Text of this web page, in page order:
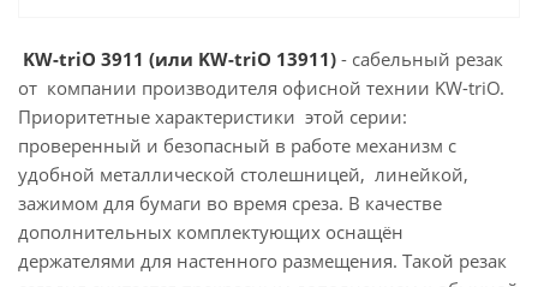
KW-triO 3911 (или KW-triO 13911) - сабельный резак
от компании производителя офисной технии KW-triO.
Приоритетные характеристики этой серии:
проверенный и безопасный в работе механизм с
удобной металлической столешницей, линейкой,
зажимом для бумаги во время среза. В качестве
дополнительных комплектующих оснащён
держателями для настенного размещения. Такой резак